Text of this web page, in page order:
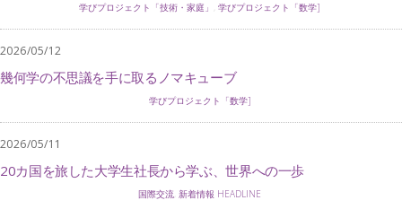
学びプロジェクト「技術・家庭」 学びプロジェクト「数学]
2026/05/12
幾何学の不思議を手に取るノマキューブ
学びプロジェクト「数学]
2026/05/11
20カ国を旅した大学生社長から学ぶ、世界への一歩
国際交流 新着情報 HEADLINE